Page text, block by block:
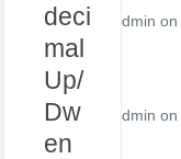
deci
mal
Up/
Dw
en
admin on
admin on